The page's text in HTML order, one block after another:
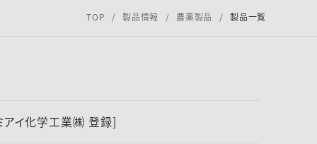
TOP 製品情報 農薬製品 製品一覧
イ化学工業㈱ 登録]